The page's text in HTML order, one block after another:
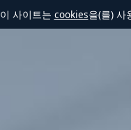
이 사이트는 cookies을(를) 사